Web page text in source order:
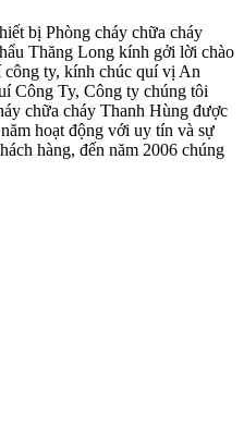
bị Phòng cháy chữa cháy
Thăng Long kính gởi lời chào
công ty, kính chúc quí vị An
Công Ty, Công ty chúng tôi
chữa cháy Thanh Hùng được
hoạt động với uy tín và sự
hàng, đến năm 2006 chúng